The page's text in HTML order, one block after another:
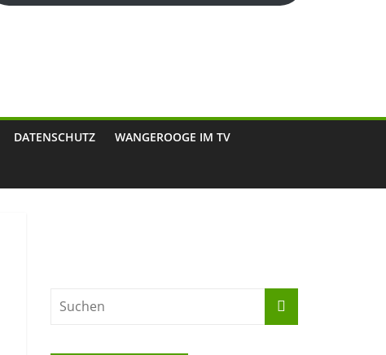
DATENSCHUTZ WANGEROOGE IM TV